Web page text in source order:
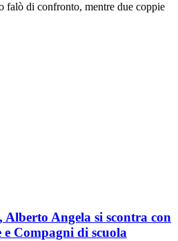
falò di confronto, mentre due coppie
Angela si scontra con
Compagni di scuola